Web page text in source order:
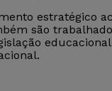
estratégico
são